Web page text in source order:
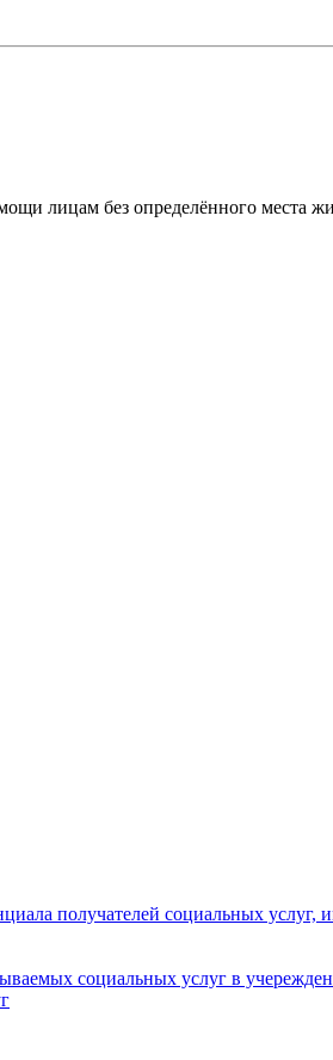
лицам без определённого места
получателей социальных услуг,
социальных услуг в